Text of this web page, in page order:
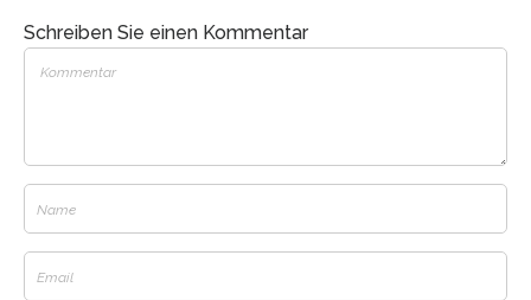
Schreiben Sie einen Kommentar